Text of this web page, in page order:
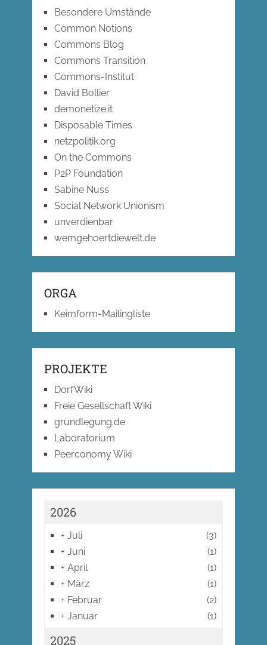
Besondere Umstände
Common Notions
Commons Blog
Commons Transition
Commons-Institut
David Bollier
demonetize.it
Disposable Times
netzpolitik.org
On the Commons
P2P Foundation
Sabine Nuss
Social Network Unionism
unverdienbar
wemgehoertdiewelt.de
ORGA
Keimform-Mailingliste
PROJEKTE
DorfWiki
Freie Gesellschaft Wiki
grundlegung.de
Laboratorium
Peerconomy Wiki
2026
+ Juli
(3)
+ Juni
(1)
+ April
(1)
+ März
(1)
+ Februar
(2)
+ Januar (1)
2025